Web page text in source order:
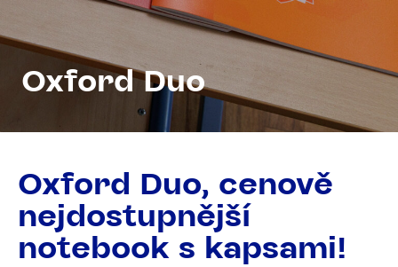
Oxford Duo
Oxford Duo, cenově
nejdostupnější
notebook s kapsami!